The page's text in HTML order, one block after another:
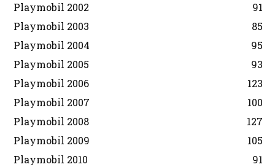
Playmobil 2002
91
Playmobil 2003
85
Playmobil 2004
95
Playmobil 2005
93
Playmobil 2006
123
Playmobil 2007
100
Playmobil 2008
127
Playmobil 2009
105
Playmobil 2010
91